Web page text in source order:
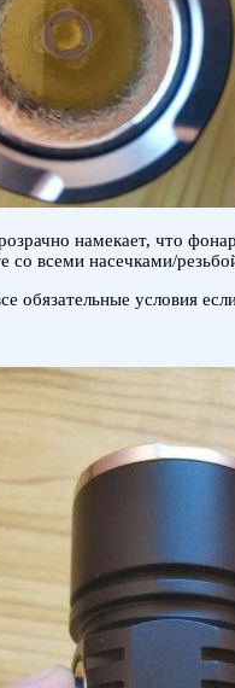
намекает, что
со всеми насечками/
обязательные условия